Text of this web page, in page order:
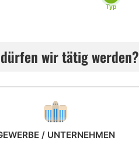
Typ
wir tätig werden?
/ UNTERNEHMEN